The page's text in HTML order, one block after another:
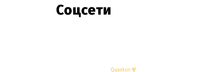
Соцсети
Quantor-∀